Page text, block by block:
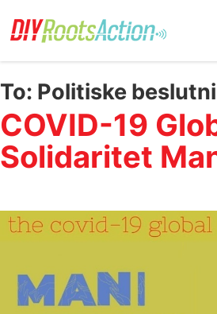
to
To: Politiske
COVID-19
Solidaritet